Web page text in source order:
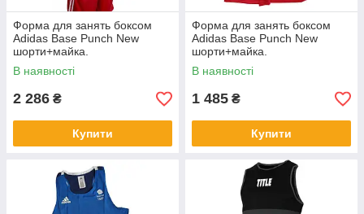
Форма для занять боксом
Adidas Base Punch New
шорти+майка.
ADIBTT02/ADIBTS02.
Червоний. Розмір XXS
В наявності
2 286 ₴
Купити
Форма для занять боксом
Adidas Base Punch New
шорти+майка.
ADIBTT02/ADIBTS02.
Червоний. Розмір XL
В наявності
1 485 ₴
Купити